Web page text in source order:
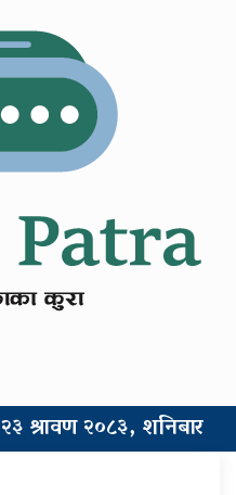
२३ श्रावण २०८३, शनिबार